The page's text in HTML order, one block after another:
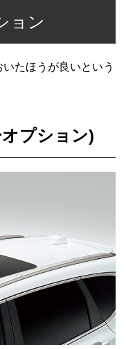
ョン
たほうが良いという
プション)